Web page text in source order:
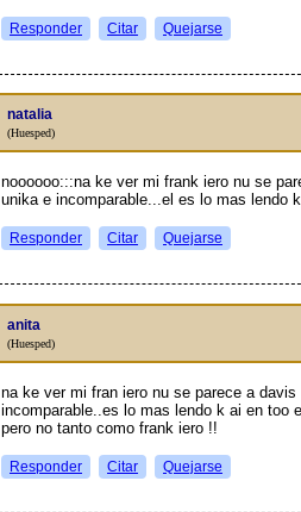
Responder Citar Quejarse
natalia
(Huesped)
noooooo:::na ke ver mi frank iero nu se
unika e incomparable...el es lo mas lendo
Responder Citar Quejarse
anita
(Huesped)
na ke ver mi fran iero nu se parece a
incomparable..es lo mas lendo k ai en too
pero no tanto como frank iero !!
Responder Citar Quejarse